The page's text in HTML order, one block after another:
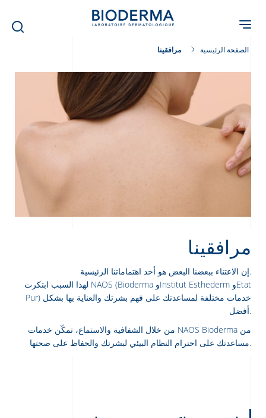
content
الصفحة الرئيسية مرافقينا
مرافقينا
إن الاعتناء ببعضنا البعض هو أحد اهتماماتنا الرئيسية.
لهذا السبب ابتكرت NAOS (Bioderma وInstitut Esthederm وEtat
Pur) خدمات مختلفة لمساعدتك على فهم بشرتك والعناية بها بشكل
أفضل.
من خلال الشفافية والاستماع، تمكّن خدمات NAOS Bioderma من
مساعدتك على احترام النظام البيئي لبشرتك والحفاظ على صحتها.